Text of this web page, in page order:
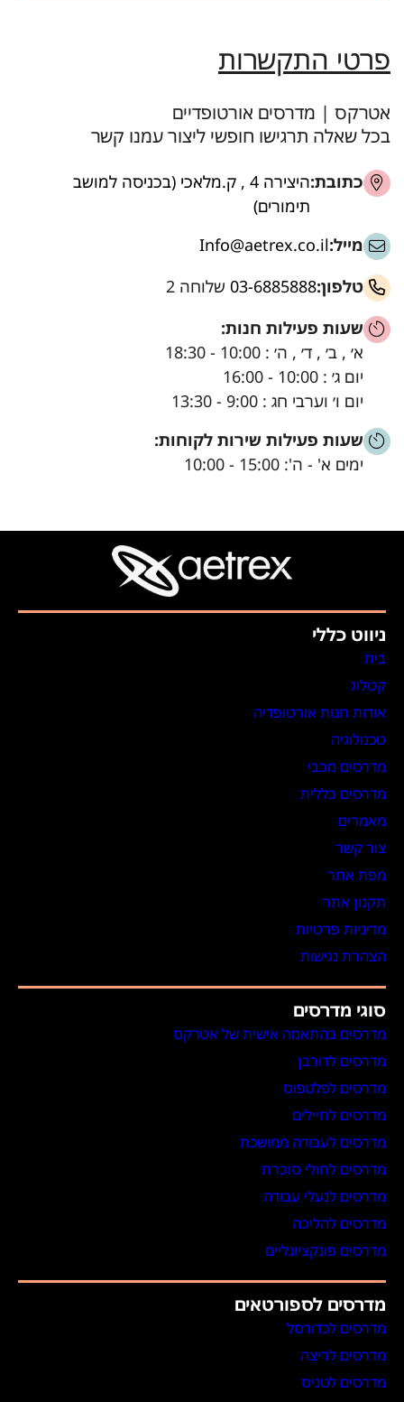
פרטי התקשרות
אטרקס | מדרסים אורטופדיים
בכל שאלה תרגישו חופשי ליצור עמנו קשר
כתובת:
היצירה 4 , ק.מלאכי (בכניסה למושב
תימורים)
מייל:Info@aetrex.co.il
טלפון:03-6885888 שלוחה 2
שעות פעילות חנות:
א׳ , ב׳ , ד׳ , ה׳ : 10:00 - 18:30
יום ג׳ : 10:00 - 16:00
יום ו׳ וערבי חג : 9:00 - 13:30
שעות פעילות שירות לקוחות:
ימים א' - ה': 15:00 - 10:00
ניווט כללי
בית
קטלוג
אודות חנות אורטופדיה
טכנולוגיה
מדרסים מכבי
מדרסים כללית
מאמרים
צור קשר
מפת אתר
תקנון אתר
מדיניות פרטיות
הצהרת נגישות
סוגי מדרסים
מדרסים בהתאמה אישית של אטרקס
מדרסים לדורבן
מדרסים לפלטפוס
מדרסים לחיילים
מדרסים לעבודה ממושכת
מדרסים לחולי סוכרת
מדרסים לנעלי עבודה
מדרסים להליכה
מדרסים פונקציונליים
מדרסים לספורטאים
מדרסים לכדורסל
מדרסים לריצה
מדרסים לטניס